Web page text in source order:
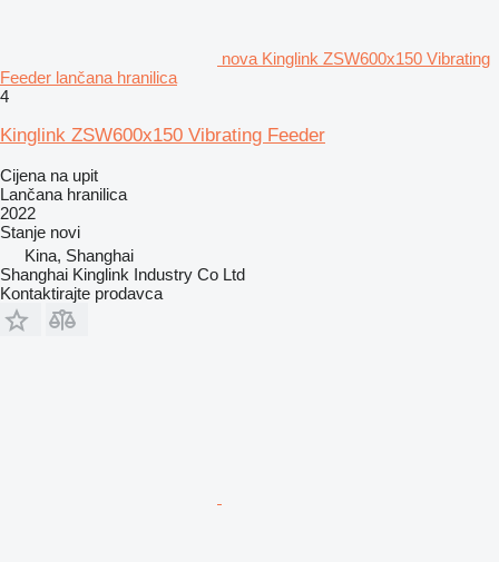
nova Kinglink ZSW600x150 Vibrating
Feeder lančana hranilica
4
Kinglink ZSW600x150 Vibrating Feeder
Cijena na upit
Lančana hranilica
2022
Stanje novi
Kina, Shanghai
Shanghai Kinglink Industry Co Ltd
Kontaktirajte prodavca